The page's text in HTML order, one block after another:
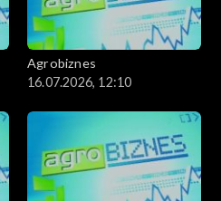
Agrobiznes
16.07.2026, 12:10